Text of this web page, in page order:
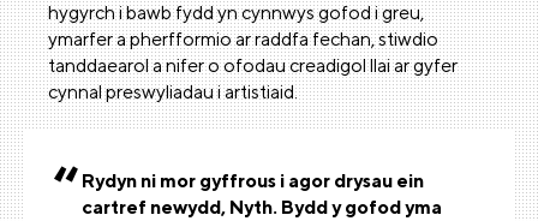
hygyrch i bawb fydd yn cynnwys gofod i greu,
ymarfer a pherfformio ar raddfa fechan, stiwdio
tanddaearol a nifer o ofodau creadigol llai ar gyfer
cynnal preswyliadau i artistiaid.
Rydyn ni mor gyffrous i agor drysau ein
cartref newydd, Nyth. Bydd y gofod yma